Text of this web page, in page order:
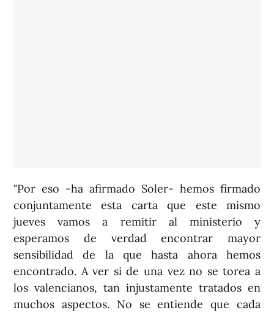
"Por eso -ha afirmado Soler- hemos firmado
conjuntamente esta carta que este mismo
jueves vamos a remitir al ministerio y
esperamos de verdad encontrar mayor
sensibilidad de la que hasta ahora hemos
encontrado. A ver si de una vez no se torea a
los valencianos, tan injustamente tratados en
muchos aspectos. No se entiende que cada